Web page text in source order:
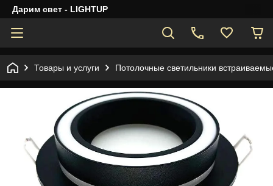
Дарим свет - LIGHTUP
Товары и услуги Потолочные светильники